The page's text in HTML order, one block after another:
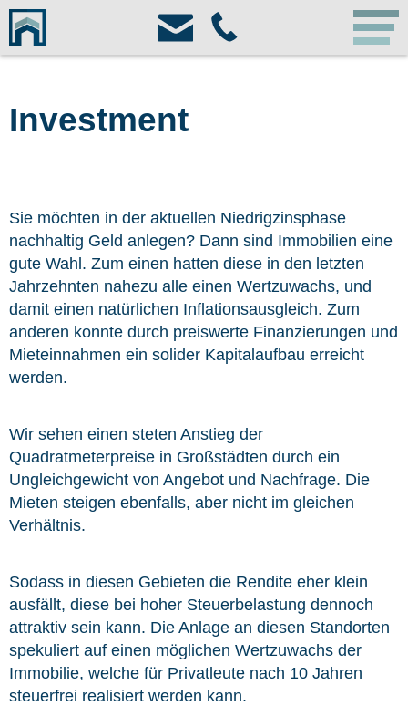
Sprung
zum
Inhalt
Investment
Sie möchten in der aktuellen Niedrigzinsphase
nachhaltig Geld anlegen? Dann sind Immobilien eine
gute Wahl. Zum einen hatten diese in den letzten
Jahrzehnten nahezu alle einen Wertzuwachs, und
damit einen natürlichen Inflationsausgleich. Zum
anderen konnte durch preiswerte Finanzierungen und
Mieteinnahmen ein solider Kapitalaufbau erreicht
werden.
Wir sehen einen steten Anstieg der
Quadratmeterpreise in Großstädten durch ein
Ungleichgewicht von Angebot und Nachfrage. Die
Mieten steigen ebenfalls, aber nicht im gleichen
Verhältnis.
Sodass in diesen Gebieten die Rendite eher klein
ausfällt, diese bei hoher Steuerbelastung dennoch
attraktiv sein kann. Die Anlage an diesen Standorten
spekuliert auf einen möglichen Wertzuwachs der
Immobilie, welche für Privatleute nach 10 Jahren
steuerfrei realisiert werden kann.